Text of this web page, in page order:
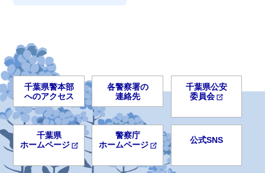
千葉県警本部
へのアクセス
各警察署の
連絡先
千葉県公安
委員会
千葉県
ホームページ
警察庁
ホームページ
公式SNS